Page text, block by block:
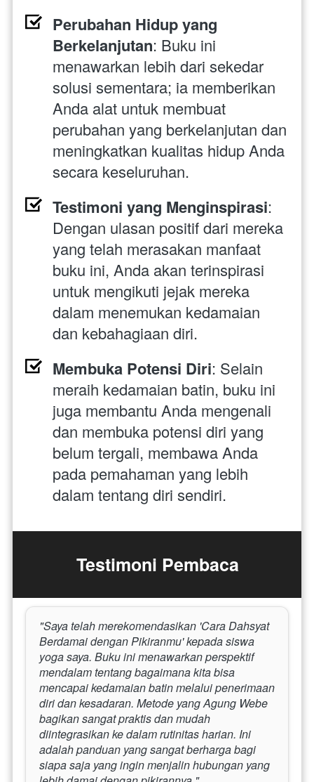
Perubahan Hidup yang
Berkelanjutan: Buku ini
menawarkan lebih dari sekedar
solusi sementara; ia memberikan
Anda alat untuk membuat
perubahan yang berkelanjutan dan
meningkatkan kualitas hidup Anda
secara keseluruhan.
Testimoni yang Menginspirasi:
Dengan ulasan positif dari mereka
yang telah merasakan manfaat
buku ini, Anda akan terinspirasi
untuk mengikuti jejak mereka
dalam menemukan kedamaian
dan kebahagiaan diri.
Membuka Potensi Diri: Selain
meraih kedamaian batin, buku ini
juga membantu Anda mengenali
dan membuka potensi diri yang
belum tergali, membawa Anda
pada pemahaman yang lebih
dalam tentang diri sendiri.
Testimoni Pembaca
"Saya telah merekomendasikan 'Cara Dahsyat
Berdamai dengan Pikiranmu' kepada siswa
yoga saya. Buku ini menawarkan perspektif
mendalam tentang bagaimana kita bisa
mencapai kedamaian batin melalui penerimaan
diri dan kesadaran. Metode yang Agung Webe
bagikan sangat praktis dan mudah
diintegrasikan ke dalam rutinitas harian. Ini
adalah panduan yang sangat berharga bagi
siapa saja yang ingin menjalin hubungan yang